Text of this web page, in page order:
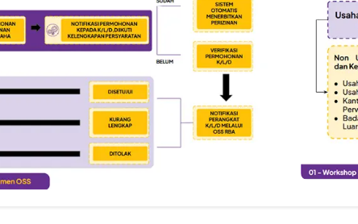
timeline regulasi, dan dukungan strategi bisnis.